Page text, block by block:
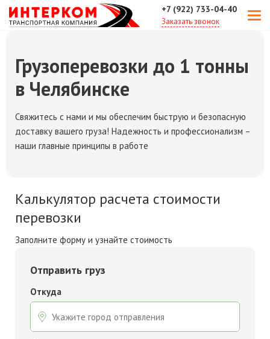
+7 (922) 733-04-40
Заказать звонок
Грузоперевозки до 1 тонны
в Челябинске
Свяжитесь с нами и мы обеспечим быструю и безопасную
доставку вашего груза! Надежность и профессионализм –
наши главные принципы в работе
Калькулятор расчета стоимости
перевозки
Заполните форму и узнайте стоимость
Отправить груз
Откуда